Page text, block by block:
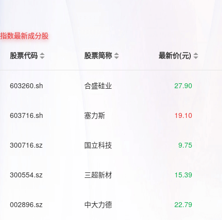
指数最新成分股
股票代码
股票简称 最新价(元)
603260.sh 合盛硅业 27.90
603716.sh 塞力斯 19.10
300716.sz 国立科技 9.75
300554.sz 三超新材 15.39
002896.sz 中大力德 22.79